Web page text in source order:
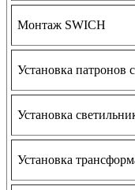
Монтаж SWICH
Установка патронов
Установка
Установка